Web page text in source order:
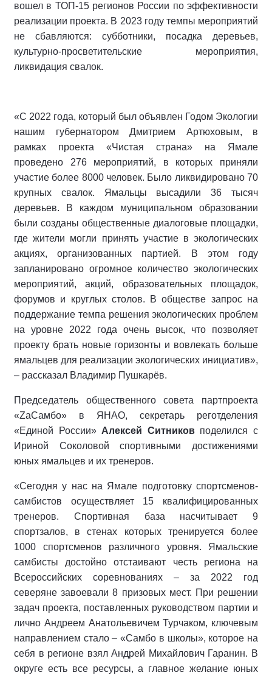
вошел в ТОП-15 регионов России по эффективности
реализации проекта. В 2023 году темпы мероприятий
не сбавляются: субботники, посадка деревьев,
культурно-просветительские мероприятия,
ликвидация свалок.
«С 2022 года, который был объявлен Годом Экологии
нашим губернатором Дмитрием Артюховым, в
рамках проекта «Чистая страна» на Ямале
проведено 276 мероприятий, в которых приняли
участие более 8000 человек. Было ликвидировано 70
крупных свалок. Ямальцы высадили 36 тысяч
деревьев. В каждом муниципальном образовании
были созданы общественные диалоговые площадки,
где жители могли принять участие в экологических
акциях, организованных партией. В этом году
запланировано огромное количество экологических
мероприятий, акций, образовательных площадок,
форумов и круглых столов. В обществе запрос на
поддержание темпа решения экологических проблем
на уровне 2022 года очень высок, что позволяет
проекту брать новые горизонты и вовлекать больше
ямальцев для реализации экологических инициатив»,
– рассказал Владимир Пушкарёв.
Председатель общественного совета партпроекта
«ZaСамбо» в ЯНАО, секретарь реготделения
«Единой России» Алексей Ситниковподелился с
Ириной Соколовой спортивными достижениями
юных ямальцев и их тренеров.
«Сегодня у нас на Ямале подготовку спортсменов-
самбистов осуществляет 15 квалифицированных
тренеров. Спортивная база насчитывает 9
спортзалов, в стенах которых тренируется более
1000 спортсменов различного уровня. Ямальские
самбисты достойно отстаивают честь региона на
Всероссийских соревнованиях – за 2022 год
северяне завоевали 8 призовых мест. При решении
задач проекта, поставленных руководством партии и
лично Андреем Анатольевичем Турчаком, ключевым
направлением стало – «Самбо в школы», которое на
себя в регионе взял Андрей Михайлович Гаранин. В
округе есть все ресурсы, а главное желание юных